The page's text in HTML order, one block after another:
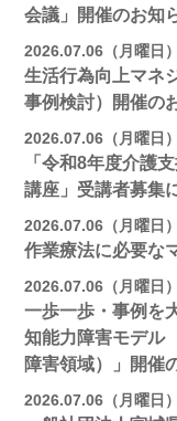
会議」開催のお知
2026.07.06（月曜日）
生活行為向上マネ
事例検討）開催の
2026.07.06（月曜日）
「令和8年度介護
講座」受講者募集
2026.07.06（月曜日）
作業療法に必要な
2026.07.06（月曜日）
一歩一歩・事例を
知能力障害モデル
障害領域）」開催
2026.07.06（月曜日）